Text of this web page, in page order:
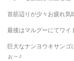
首筋辺りが少々お疲れ気
最後はマルグーにてワ
巨大なナンヨウキサンゴ
ぉ～♪